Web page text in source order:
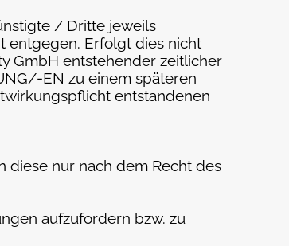
/ Dritte jeweils
entgegen. Erfolgt dies nicht
GmbH entstehender zeitlicher
EN zu einem späteren
entstandenen
diese nur nach dem Recht des
aufzufordern bzw. zu